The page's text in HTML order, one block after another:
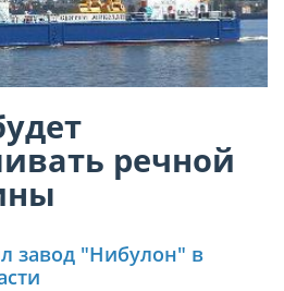
речной
завод "Нибулон" в